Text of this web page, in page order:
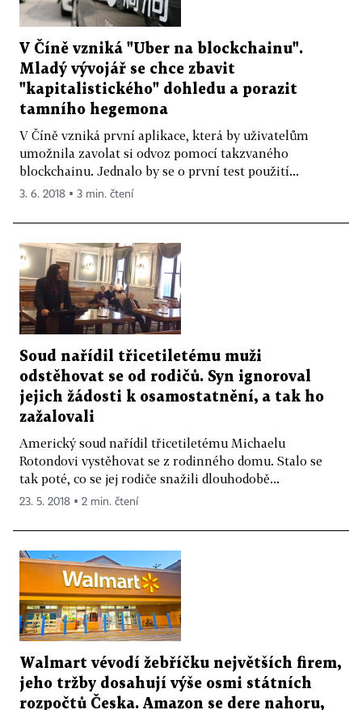
V Číně vzniká "Uber na blockchainu".
Mladý vývojář se chce zbavit
"kapitalistického" dohledu a porazit
tamního hegemona
V Číně vzniká první aplikace, která by uživatelům
umožnila zavolat si odvoz pomocí takzvaného
blockchainu. Jednalo by se o první test použití...
3. 6. 2018 ▪ 3 min. čtení
Soud nařídil třicetiletému muži
odstěhovat se od rodičů. Syn ignoroval
jejich žádosti k osamostatnění, a tak ho
zažalovali
Americký soud nařídil třicetiletému Michaelu
Rotondovi vystěhovat se z rodinného domu. Stalo se
tak poté, co se jej rodiče snažili dlouhodobě...
23. 5. 2018 ▪ 2 min. čtení
Walmart vévodí žebříčku největších firem,
jeho tržby dosahují výše osmi státních
rozpočtů Česka. Amazon se dere nahoru,